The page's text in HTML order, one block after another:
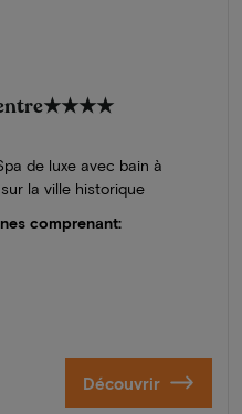
★★★★
de luxe avec bain à
la ville historique
comprenant:
Découvrir